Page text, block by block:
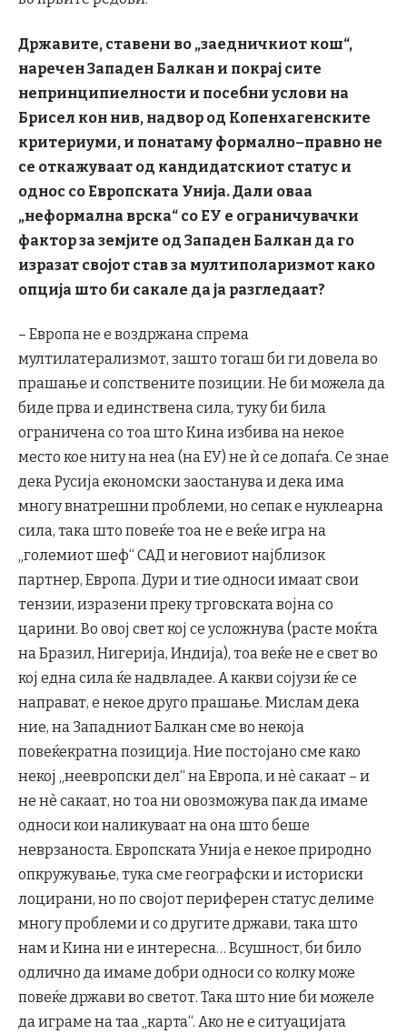
Државите, ставени во „заедничкиот кош“,
наречен Западен Балкан и покрај сите
непринципиелности и посебни услови на
Брисел кон нив, надвор од Копенхагенските
критериуми, и понатаму формално–правно не
се откажуваат од кандидатскиот статус и
однос со Европската Унија. Дали оваа
„неформална врска“ со ЕУ е ограничувачки
фактор за земјите од Западен Балкан да го
изразат својот став за мултиполаризмот како
опција што би сакале да ја разгледаат?
– Европа не е воздржана спрема
мултилатерализмот, зашто тогаш би ги довела во
прашање и сопствените позиции. Не би можела да
биде прва и единствена сила, туку би била
ограничена со тоа што Кина избива на некое
место кое ниту на неа (на ЕУ) не ѝ се допаѓа. Се знае
дека Русија економски заостанува и дека има
многу внатрешни проблеми, но сепак е нуклеарна
сила, така што повеќе тоа не е веќе игра на
„големиот шеф“ САД и неговиот најблизок
партнер, Европа. Дури и тие односи имаат свои
тензии, изразени преку трговската војна со
царини. Во овој свет кој се усложнува (расте моќта
на Бразил, Нигерија, Индија), тоа веќе не е свет во
кој една сила ќе надвладее. А какви сојузи ќе се
направат, е некое друго прашање. Мислам дека
ние, на Западниот Балкан сме во некоја
повеќекратна позиција. Ние постојано сме како
некој „неевропски дел“ на Европа, и нè сакаат – и
не нè сакаат, но тоа ни овозможува пак да имаме
односи кои наликуваат на она што беше
неврзаноста. Европската Унија е некое природно
опкружување, тука сме географски и историски
лоцирани, но по својот периферен статус делиме
многу проблеми и со другите држави, така што
нам и Кина ни е интересна… Всушност, би било
одлично да имаме добри односи со колку може
повеќе држави во светот. Така што ние би можеле
да играме на таа „карта“. Ако не е ситуацијата